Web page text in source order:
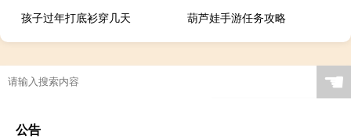
孩子过年打底衫穿几天
葫芦娃手游任务攻略
☚
公告